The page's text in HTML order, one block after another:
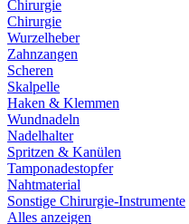
Chirurgie
Chirurgie
Wurzelheber
Zahnzangen
Scheren
Skalpelle
Haken & Klemmen
Wundnadeln
Nadelhalter
Spritzen & Kanülen
Tamponadestopfer
Nahtmaterial
Sonstige Chirurgie-Instrumente
Alles anzeigen